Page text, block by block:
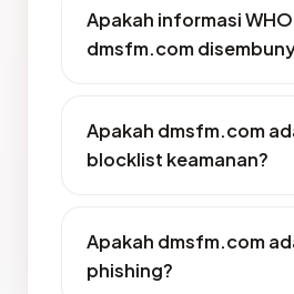
Apakah informasi
dmsfm.com
Apakah dmsfm.com
blocklist keamanan?
Apakah dmsfm.com
phishing?